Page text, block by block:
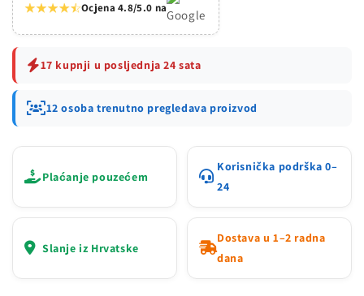
Ocjena 4.8/5.0 na
17 kupnji u posljednja 24 sata
12 osoba trenutno pregledava proizvod
Plaćanje pouzećem
Korisnička podrška 0–
24
Slanje iz Hrvatske
Dostava u 1–2 radna
dana